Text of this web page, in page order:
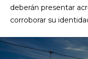
deberán presentar
corroborar su